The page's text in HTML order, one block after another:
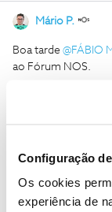
Configuração
Os cookies
experiência de
Mário P.
Boa tarde @FÁBIO
ao Fórum NOS.
A NOS não se
Vamos verificar o
Obrigado